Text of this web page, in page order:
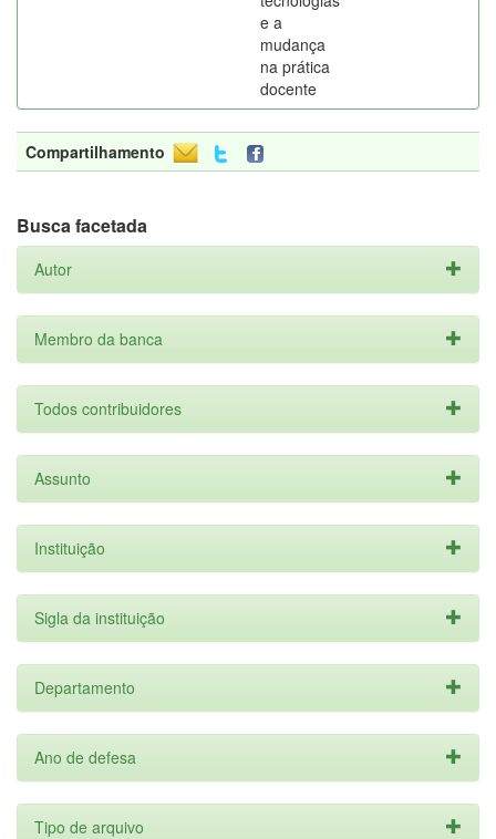
e a
mudança
na prática
docente
Compartilhamento
Busca facetada
Autor
Membro da banca
Todos contribuidores
Assunto
Instituição
Sigla da instituição
Departamento
Ano de defesa
Tipo de arquivo